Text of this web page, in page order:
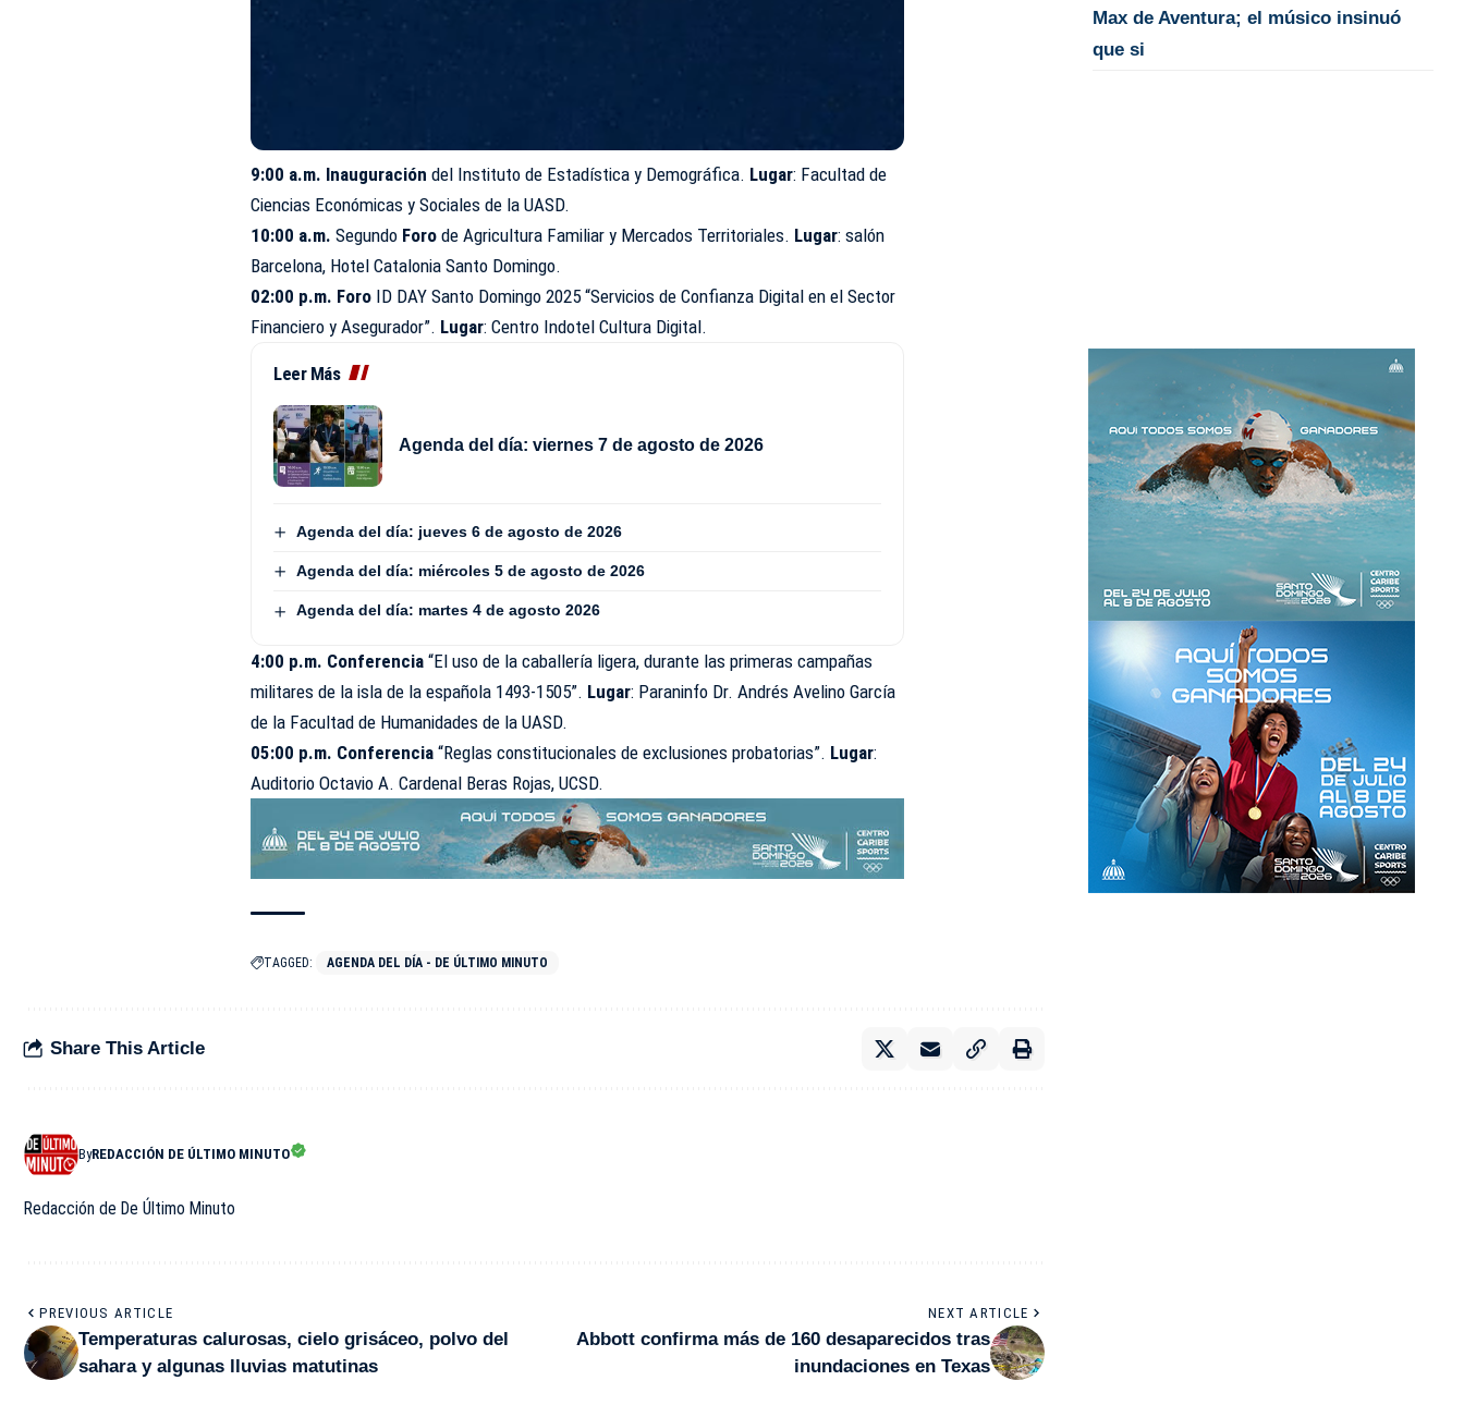
9:00 a.m. Inauguración del Instituto de Estadística y Demográfica. Lugar: Facultad de
Ciencias Económicas y Sociales de la UASD.
10:00 a.m. Segundo Forode Agricultura Familiar y Mercados Territoriales. Lugar: salón
Barcelona, Hotel Catalonia Santo Domingo.
02:00 p.m. Foro ID DAY Santo Domingo 2025 “Servicios de Confianza Digital en el Sector
Financiero y Asegurador”. Lugar: Centro Indotel Cultura Digital.
Leer Más
Agenda del día: viernes 7 de agosto de 2026
Agenda del día: jueves 6 de agosto de 2026
Agenda del día: miércoles 5 de agosto de 2026
Agenda del día: martes 4 de agosto 2026
4:00 p.m. Conferencia “El uso de la caballería ligera, durante las primeras campañas
militares de la isla de la española 1493-1505”. Lugar: Paraninfo Dr. Andrés Avelino García
de la Facultad de Humanidades de la UASD.
05:00 p.m. Conferencia “Reglas constitucionales de exclusiones probatorias”. Lugar:
Auditorio Octavio A. Cardenal Beras Rojas,UCSD.
TAGGED: AGENDA DEL DÍA - DE ÚLTIMO MINUTO
Share This Article
ByREDACCIÓN DE ÚLTIMO MINUTO
Redacción de De Último Minuto
PREVIOUS ARTICLE
Temperaturas calurosas, cielo grisáceo, polvo del
sahara y algunas lluvias matutinas
NEXT ARTICLE
Abbott confirma más de 160 desaparecidos tras
inundaciones en Texas
Max de Aventura; el músico insinuó
que si